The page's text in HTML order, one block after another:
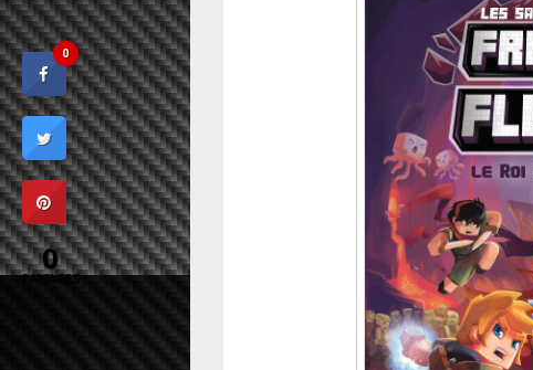
0
0
PARTAGES